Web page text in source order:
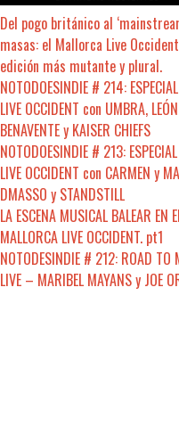
Del pogo británico al
masas: el Mallorca Live
edición más mutante y plural.
NOTODOESINDIE # 214:
LIVE OCCIDENT con UMBRA, LEÓN
BENAVENTE y KAISER CHIEFS
NOTODOESINDIE # 213:
LIVE OCCIDENT con CARMEN y
DMASSO y STANDSTILL
LA ESCENA MUSICAL BALEAR EN
MALLORCA LIVE OCCIDENT. pt1
NOTODESINDIE # 212: ROAD TO
LIVE – MARIBEL MAYANS y JOE